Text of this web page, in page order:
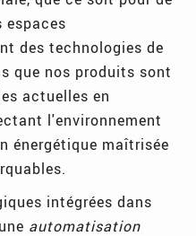
espaces
des technologies de
que nos produits sont
actuelles en
l'environnement
énergétique maîtrisée
intégrées dans
automatisation